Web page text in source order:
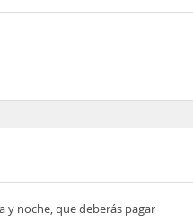
y noche, que deberás pagar